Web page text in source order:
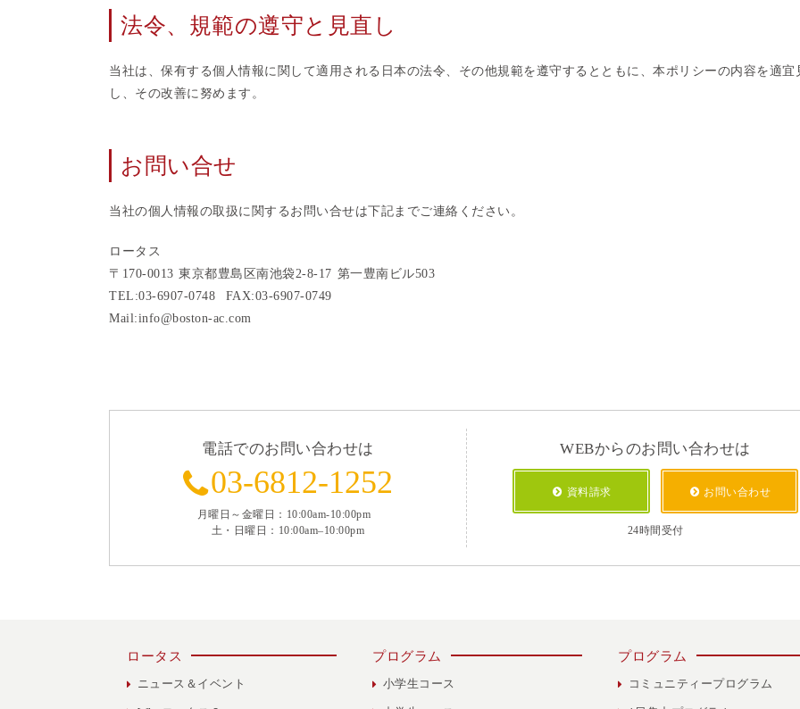
法令、規範の遵守と見直し
当社は、保有する個人情報に関して適用される日本の法令、その他規範を遵守するとともに、本ポリシーの内容を適宜
し、その改善に努めます。
お問い合せ
当社の個人情報の取扱に関するお問い合せは下記までご連絡ください。
ロータス
〒170-0013 東京都豊島区南池袋2-8-17 第一豊南ビル503
TEL:03-6907-0748 FAX:03-6907-0749
Mail:info@boston-ac.com
電話でのお問い合わせは
03-6812-1252
月曜日～金曜日：10:00am-10:00pm
土・日曜日：10:00am–10:00pm
WEBからのお問い合わせは
資料請求 お問い合わせ
24時間受付
ロータス
ニュース＆イベント
プログラム
小学生コース
プログラム
コミュニティープログラム